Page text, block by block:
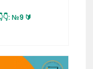
№9 🔰